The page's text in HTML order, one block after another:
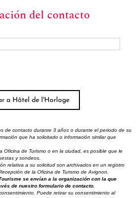
del contacto
de contacto durante 3 años o durante el periodo de su
que ha solicitado o información similar que
Oficina de Turismo o en la ciudad, es posible que le
y sondeos.
relativa a su solicitud son archivados en un registro
de la Oficina de Turismo de Avignon.
se envían a la organización con la que
de nuestro formulario de contacto.
Puede retirar su consentimiento al